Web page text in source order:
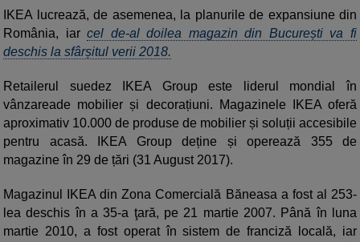
IKEA lucrează, de asemenea, la planurile de expansiune din
România, iarcel de-al doilea magazin din București va fi
deschis la sfârșitul verii 2018.
Retailerul suedez IKEA Group este liderul mondial în
vânzareade mobilier și decorațiuni. Magazinele IKEA oferă
aproximativ 10.000 de produse de mobilier și soluții accesibile
pentru acasă. IKEA Group deține și operează 355 de
magazine în 29 de țări (31 August 2017).
Magazinul IKEA din Zona Comercială Băneasa a fost al 253-
lea deschis în a 35-a ţară, pe 21 martie 2007. Până în luna
martie 2010, a fost operat în sistem de franciză locală, iar